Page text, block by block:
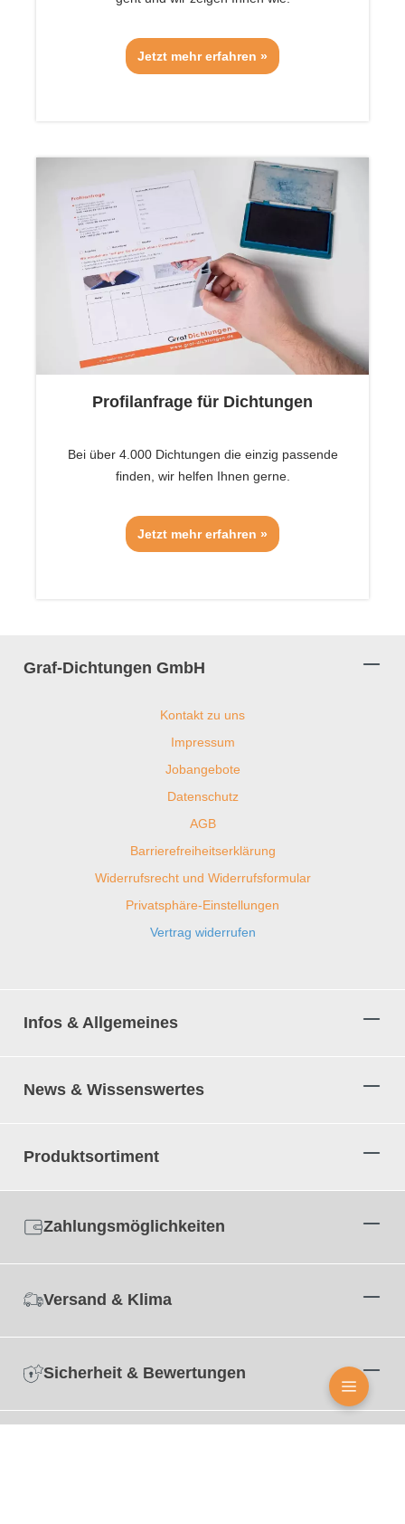
Jetzt mehr erfahren »
Profilanfrage für Dichtungen
Bei über 4.000 Dichtungen die einzig passende
finden, wir helfen Ihnen gerne.
Jetzt mehr erfahren »
Graf-Dichtungen GmbH
Kontakt zu uns
Impressum
Jobangebote
Datenschutz
AGB
Barrierefreiheitserklärung
Widerrufsrecht und Widerrufsformular
Privatsphäre-Einstellungen
Vertrag widerrufen
Infos & Allgemeines
News & Wissenswertes
Produktsortiment
Zahlungsmöglichkeiten
Versand & Klima
Sicherheit & Bewertungen